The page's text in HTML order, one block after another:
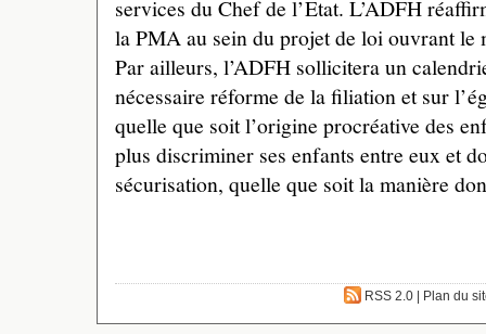
services du Chef de l’Etat. L’ADFH
la PMA au sein du projet de loi ouvrant le
Par ailleurs, l’ADFH sollicitera un
nécessaire réforme de la filiation et sur
quelle que soit l’origine procréative des
plus discriminer ses enfants entre eux et
sécurisation, quelle que soit la manière
RSS 2.0 Plan du